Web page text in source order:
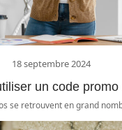
18 septembre 2024
un code promo
se retrouvent en grand